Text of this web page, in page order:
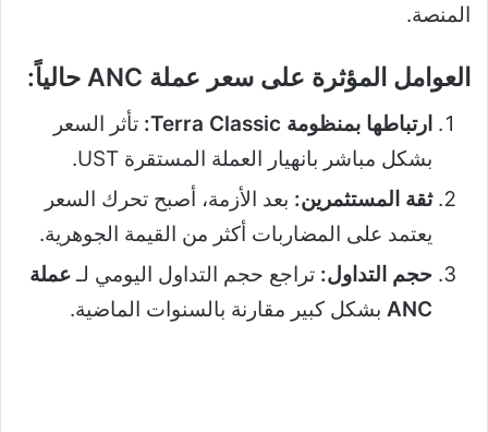
المنصة.
العوامل المؤثرة على سعر عملة ANC حالياً:
ارتباطها بمنظومة Terra Classic:
تأثر السعر
بشكل مباشر بانهيار العملة المستقرة UST.
ثقة المستثمرين: بعد الأزمة، أصبح تحرك السعر
يعتمد على المضاربات أكثر من القيمة الجوهرية.
حجم التداول: تراجع حجم التداول اليومي لـعملة
ANC بشكل كبير مقارنة بالسنوات الماضية.